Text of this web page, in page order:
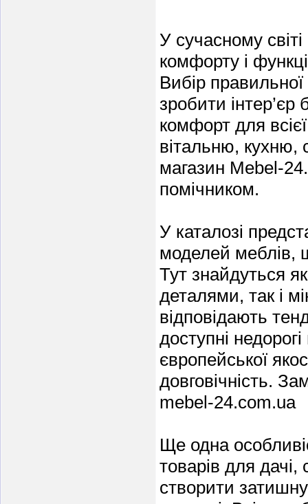
У сучасному
комфорту і
Вибір
зробити
комфорт для
вітальню, кухню,
магазин Mebel-
помічником.
У каталозі
моделей меблів,
Тут знайдуться
деталями, так і
відповідають
доступні
європейської
довговічність.
mebel-24.com.ua
Ще одна
товарів для
створити